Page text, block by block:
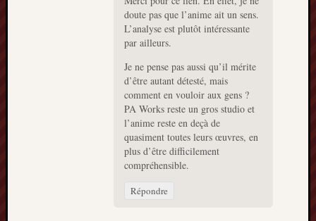
doute pas que l’anime ait un sens.
L’analyse est plutôt intéressante
par ailleurs.
Je ne pense pas aussi qu’il mérite
d’être autant détesté, mais
comment en vouloir aux gens ?
PA Works reste un gros studio et
l’anime reste en deçà de
quasiment toutes leurs œuvres, en
plus d’être difficilement
compréhensible.
Répondre